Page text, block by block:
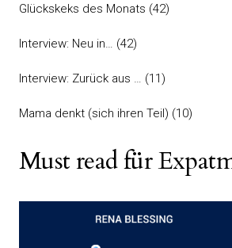
Glückskeks des Monats (42)
Interview: Neu in… (42)
Interview: Zurück aus … (11)
Mama denkt (sich ihren Teil) (10)
Must read für